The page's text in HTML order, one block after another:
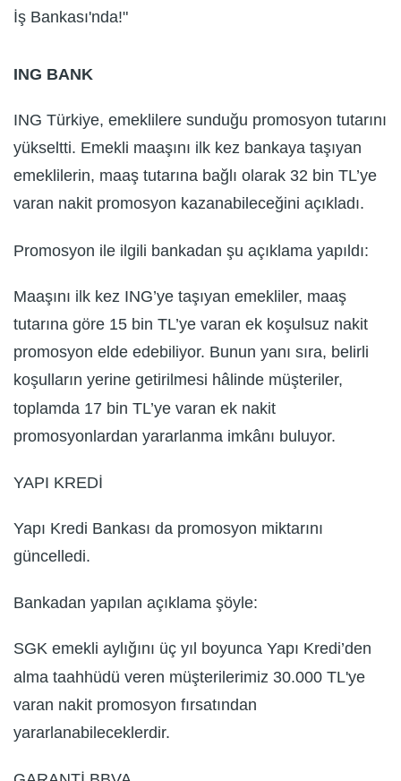
İş Bankası'nda!"
ING BANK
ING Türkiye, emeklilere sunduğu promosyon tutarını
yükseltti. Emekli maaşını ilk kez bankaya taşıyan
emeklilerin, maaş tutarına bağlı olarak 32 bin TL’ye
varan nakit promosyon kazanabileceğini açıkladı.
Promosyon ile ilgili bankadan şu açıklama yapıldı:
Maaşını ilk kez ING’ye taşıyan emekliler, maaş
tutarına göre 15 bin TL’ye varan ek koşulsuz nakit
promosyon elde edebiliyor. Bunun yanı sıra, belirli
koşulların yerine getirilmesi hâlinde müşteriler,
toplamda 17 bin TL’ye varan ek nakit
promosyonlardan yararlanma imkânı buluyor.
YAPI KREDİ
Yapı Kredi Bankası da promosyon miktarını
güncelledi.
Bankadan yapılan açıklama şöyle:
SGK emekli aylığını üç yıl boyunca Yapı Kredi’den
alma taahhüdü veren müşterilerimiz 30.000 TL'ye
varan nakit promosyon fırsatından
yararlanabileceklerdir.